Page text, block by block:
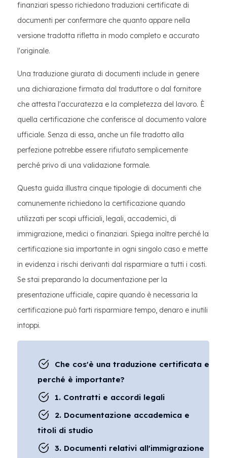
finanziari spesso richiedono traduzioni certificate di
documenti per confermare che quanto appare nella
versione tradotta rifletta in modo completo e accurato
l'originale.
Una traduzione giurata di documenti include in genere
una dichiarazione firmata dal traduttore o dal fornitore
che attesta l'accuratezza e la completezza del lavoro. È
quella certificazione che conferisce al documento valore
ufficiale. Senza di essa, anche un file tradotto alla
perfezione potrebbe essere rifiutato semplicemente
perché privo di una validazione formale.
Questa guida illustra cinque tipologie di documenti che
comunemente richiedono la certificazione quando
utilizzati per scopi ufficiali, legali, accademici, di
immigrazione, medici o finanziari. Spiega inoltre perché la
certificazione sia importante in ogni singolo caso e mette
in evidenza i rischi derivanti dal risparmiare a tutti i costi.
Se stai preparando la documentazione per la
presentazione ufficiale, capire quando è necessaria la
certificazione può farti risparmiare tempo, denaro e inutili
intoppi.
Che cos'è una traduzione certificata e
perché è importante?
1. Contratti e accordi legali
2. Documentazione accademica e
titoli di studio
3. Documenti relativi all'immigrazione